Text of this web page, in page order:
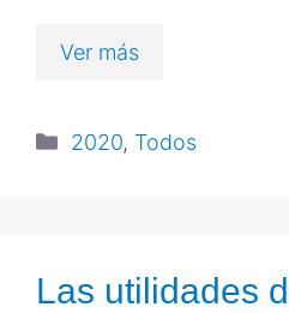
Ver más
2020, Todos
Las utilidades